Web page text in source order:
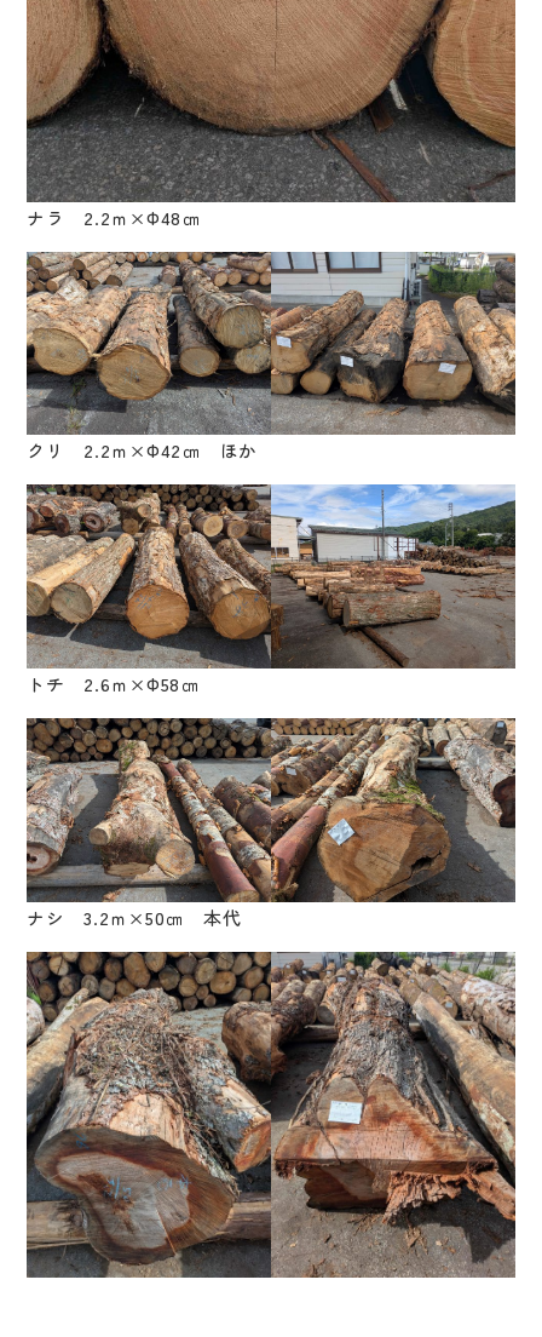
ナラ 2.2ｍ×Φ48㎝
クリ 2.2ｍ×Φ42㎝ ほか
トチ 2.6ｍ×Φ58㎝
ナシ 3.2ｍ×50㎝ 本代